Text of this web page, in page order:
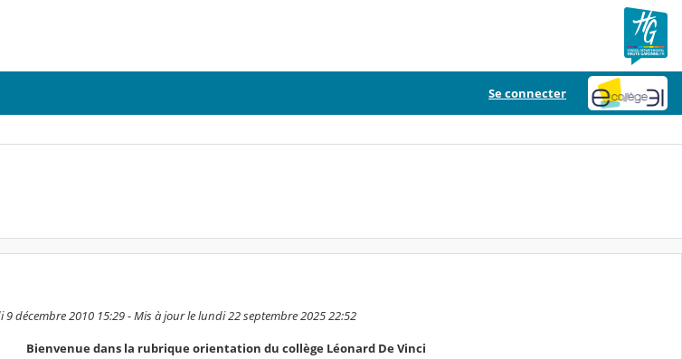
Se connecter
décembre 2010 15:29 - Mis à jour le lundi 22 septembre 2025 22:52
Bienvenue dans la rubrique orientation du collège Léonard De Vinci